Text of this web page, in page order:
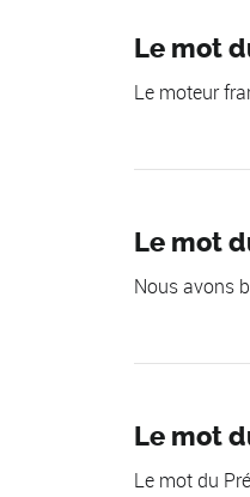
Le mot
Le moteur
Le mot
Nous avons
Le mot
Le mot du